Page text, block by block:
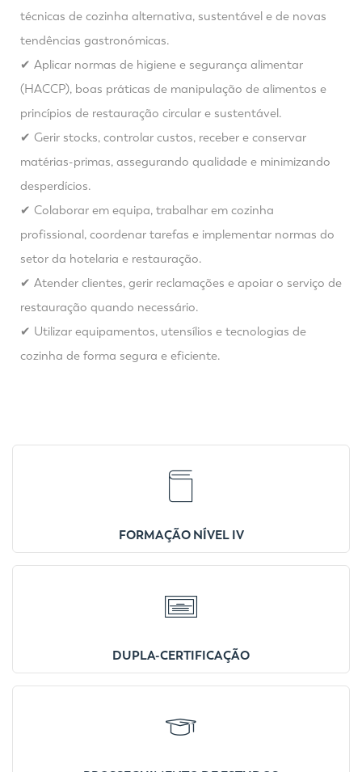
técnicas de cozinha alternativa, sustentável e de novas
tendências gastronómicas.
✔ Aplicar normas de higiene e segurança alimentar
(HACCP), boas práticas de manipulação de alimentos e
princípios de restauração circular e sustentável.
✔ Gerir stocks, controlar custos, receber e conservar
matérias-primas, assegurando qualidade e minimizando
desperdícios.
✔ Colaborar em equipa, trabalhar em cozinha
profissional, coordenar tarefas e implementar normas do
setor da hotelaria e restauração.
✔ Atender clientes, gerir reclamações e apoiar o serviço de
restauração quando necessário.
✔ Utilizar equipamentos, utensílios e tecnologias de
cozinha de forma segura e eficiente.
FORMAÇÃO NÍVEL IV
DUPLA-CERTIFICAÇÃO